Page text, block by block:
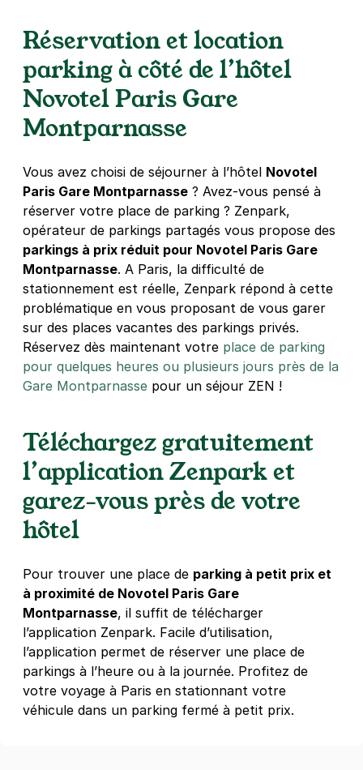
Pasteur
8 rue Anselme Payen
75015Paris
3,8(292 avis)
3 €/heure,
+ Abonnements disponibles
Paris - Vaugirard - Falguière
25 rue André Gide
75015
Paris
(97 avis)
3 €/heure,23 €/jour,74 €/semaine(tarifs dégressifs)
+ Abonnements disponibles
du-Travail
79 rue Pernety
75014Paris
(274 avis)
3 €
74 €/semaine
Réserver
Moulin de la Vierge - Paris 15
87 rue de la Procession
75015Paris
4,6(52 avis)
23 €/jour, 74 €/semaine(tarifs dégressifs)
Réservation et location
parking à côté de l’hôtel
Novotel Paris Gare
Montparnasse
Vous avez choisi de séjourner à l’hôtel Novotel
Paris Gare Montparnasse ? Avez-vous pensé à
réserver votre place de parking ? Zenpark,
opérateur de parkings partagés vous propose des
parkings à prix réduit pour Novotel Paris Gare
Montparnasse. A Paris, la difficulté de
stationnement est réelle, Zenpark répond à cette
problématique en vous proposant de vous garer
sur des places vacantes des parkings privés.
Réservez dès maintenant votre place de parking
pour quelques heures ou plusieurs jours près de la
Gare Montparnasse pour un séjour ZEN !
Téléchargez gratuitement
l’application Zenpark et
garez-vous près de votre
hôtel
Pour trouver une place de parking à petit prix et
à proximité de Novotel Paris Gare
Montparnasse, il suffit de télécharger
l’application Zenpark. Facile d’utilisation,
l’application permet de réserver une place de
parkings à l’heure ou à la journée. Profitez de
votre voyage à Paris en stationnant votre
véhicule dans un parking fermé à petit prix.